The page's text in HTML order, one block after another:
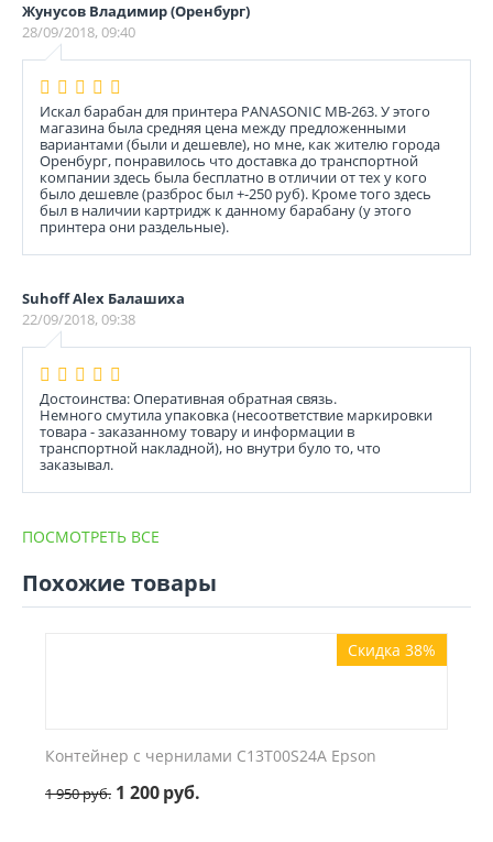
Жунусов Владимир (Оренбург)
28/09/2018, 09:40
Искал барабан для принтера PANASONIC MB-263. У этого
магазина была средняя цена между предложенными
вариантами (были и дешевле), но мне, как жителю города
Оренбург, понравилось что доставка до транспортной
компании здесь была бесплатно в отличии от тех у кого
было дешевле (разброс был +-250 руб). Кроме того здесь
был в наличии картридж к данному барабану (у этого
принтера они раздельные).
Suhoff Alex Балашиха
22/09/2018, 09:38
Достоинства: Оперативная обратная связь.
Немного смутила упаковка (несоответствие маркировки
товара - заказанному товару и информации в
транспортной накладной), но внутри було то, что
заказывал.
ПОСМОТРЕТЬ ВСЕ
Похожие товары
Скидка 38%
Контейнер с чернилами C13T00S24A Epson
1 950руб. 1 200руб.